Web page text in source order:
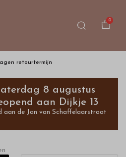
0
retourtermijn
8 augustus
aan Dijkje 13
aan de Jan van Schaffelaarstraat